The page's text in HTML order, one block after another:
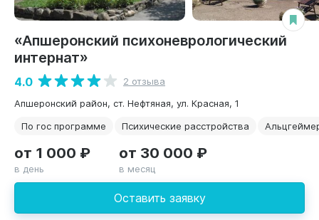
«Апшеронский психоневрологический
интернат»
4.0
2 отзыва
Апшеронский район, ст. Нефтяная, ул. Красная, 1
По гос программе
Психические расстройства
Оставить заявку
от 1 000 ₽
в день
от 30 000 ₽
в месяц